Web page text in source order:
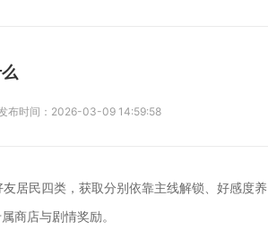
布时间： 2026-03-09 14:59:58
居民四类，获取分别依靠主线解锁、好感度养
商店与剧情奖励。